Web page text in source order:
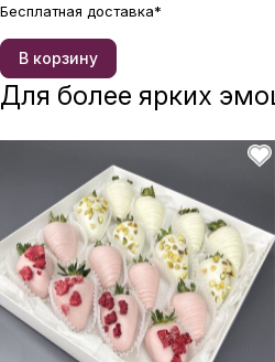
Бесплатная доставка*
В корзину
Для более ярких